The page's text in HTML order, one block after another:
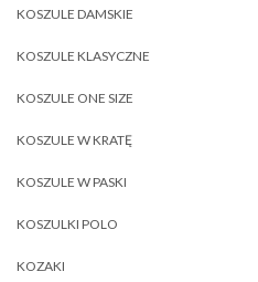
KOSZULE DAMSKIE
KOSZULE KLASYCZNE
KOSZULE ONE SIZE
KOSZULE W KRATĘ
KOSZULE W PASKI
KOSZULKI POLO
KOZAKI